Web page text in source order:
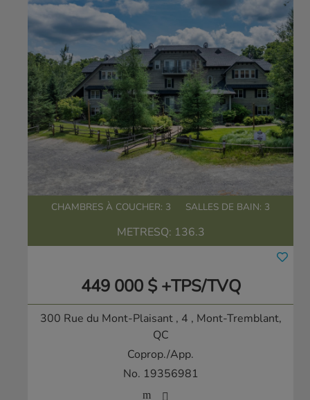
CHAMBRES À COUCHER: 3 SALLES DE BAIN: 3
METRESQ: 136.3
449 000 $ +TPS/TVQ
300 Rue du Mont-Plaisant , 4 , Mont-Tremblant,
QC
Coprop./App.
No. 19356981